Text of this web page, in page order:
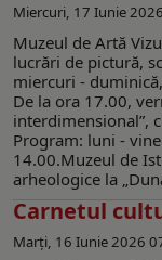
Miercuri, 17 Iunie
Muzeul de Artă
lucrări de pictură,
miercuri -
De la ora 17.00,
interdimensionalˮ,
Program: luni -
14.00.Muzeul de
arheologice la
Carnetul
Marți, 16 Iunie 2026